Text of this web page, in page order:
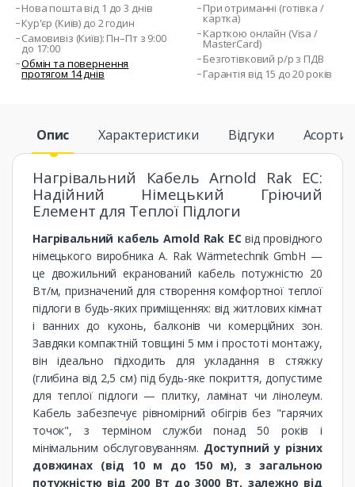
Нова пошта від 1 до 3 днів
Кур'єр (Київ) до 2 годин
Самовивіз (Київ): Пн–Пт з 9:00
до 17:00
Обмін та повернення
протягом 14 днів
При отриманні (готівка /
картка)
Карткою онлайн (Visa /
MasterCard)
Безготівковий р/р з ПДВ
Гарантія від 15 до 20 років
Опис Характеристики Відгуки
Нагрівальний Кабель Arnold Rak EC:
Надійний Німецький Гріючий
Елемент для Теплої Підлоги
Нагрівальний кабель Arnold Rak ECвід провідного
німецького виробника A. Rak Wärmetechnik GmbH —
це двожильний екранований кабель потужністю 20
Вт/м, призначений для створення комфортної теплої
підлоги в будь-яких приміщеннях: від житлових кімнат
і ванних до кухонь, балконів чи комерційних зон.
Завдяки компактній товщині 5 мм і простоті монтажу,
він ідеально підходить для укладання в стяжку
(глибина від 2,5 см) під будь-яке покриття, допустиме
для теплої підлоги — плитку, ламінат чи лінолеум.
Кабель забезпечує рівномірний обігрів без "гарячих
точок", з терміном служби понад 50 років і
мінімальним обслуговуванням. Доступний у різних
довжинах (від 10 м до 150 м), з загальною
потужністю від 200 Вт до 3000 Вт, залежно від